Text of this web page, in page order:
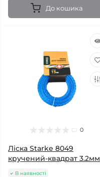
До кошика
0
Ліска Starke 8049
кручений-квадрат 3.2мм
В наявності